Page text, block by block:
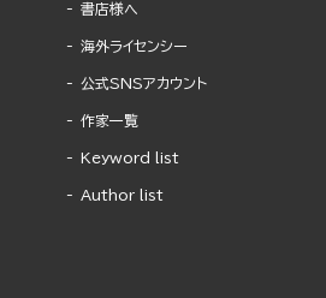
書店様へ
海外ライセンシー
公式SNSアカウント
作家一覧
Keyword list
Author list